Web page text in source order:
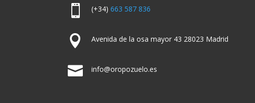
 (+34) 663 587 836
 Avenida de la osa mayor 43 28023 Madrid
 info@oropozuelo.es